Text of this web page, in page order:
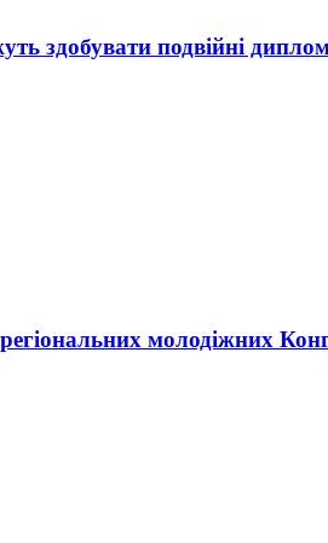
здобувати подвійні
молодіжних